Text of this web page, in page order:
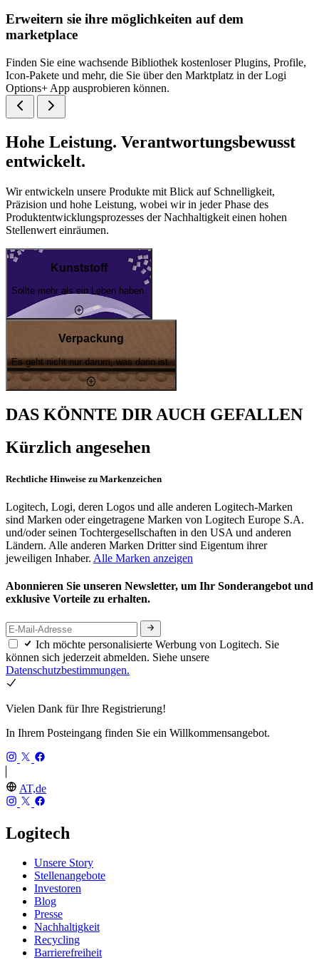
Erweitern sie ihre möglichkeiten auf dem
marketplace
Finden Sie eine wachsende Bibliothek kostenloser Plugins, Profile,
Icon-Pakete und mehr, die Sie über den Marktplatz in der Logi
Options+ App ausprobieren können.
Hohe Leistung. Verantwortungsbewusst
entwickelt.
Wir entwickeln unsere Produkte mit Blick auf Schnelligkeit,
Präzision und hohe Leistung, wobei wir in jeder Phase des
Produktentwicklungsprozesses der Nachhaltigkeit einen hohen
Stellenwert einräumen.
Kunststoff
Sollte mehr als ein Leben haben.
Verpackung
Es geht nicht nur darum, was darin ist.
DAS KÖNNTE DIR AUCH GEFALLEN
Kürzlich angesehen
Rechtliche Hinweise zu Markenzeichen
Logitech, Logi, deren Logos und alle anderen Logitech-Marken
sind Marken oder eingetragene Marken von Logitech Europe S.A.
und/oder seinen Tochtergesellschaften in den USA und anderen
Ländern. Alle anderen Marken Dritter sind Eigentum ihrer
jeweiligen Inhaber. Alle Marken anzeigen
Abonnieren Sie unseren Newsletter, um Ihr Sonderangebot und
exklusive Vorteile zu erhalten.
Ich möchte personalisierte Werbung von Logitech. Sie
können sich jederzeit abmelden. Siehe unsere
Datenschutzbestimmungen.
Vielen Dank für Ihre Registrierung!
In Ihrem Posteingang finden Sie ein Willkommensangebot.
AT,de
Logitech
Unsere Story
Stellenangebote
Investoren
Blog
Presse
Nachhaltigkeit
Recycling
Barrierefreiheit